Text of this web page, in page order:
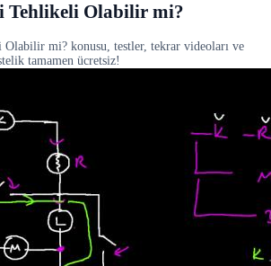
Tehlikeli Olabilir mi?
mi? konusu, testler, tekrar videoları ve
tamamen ücretsiz!